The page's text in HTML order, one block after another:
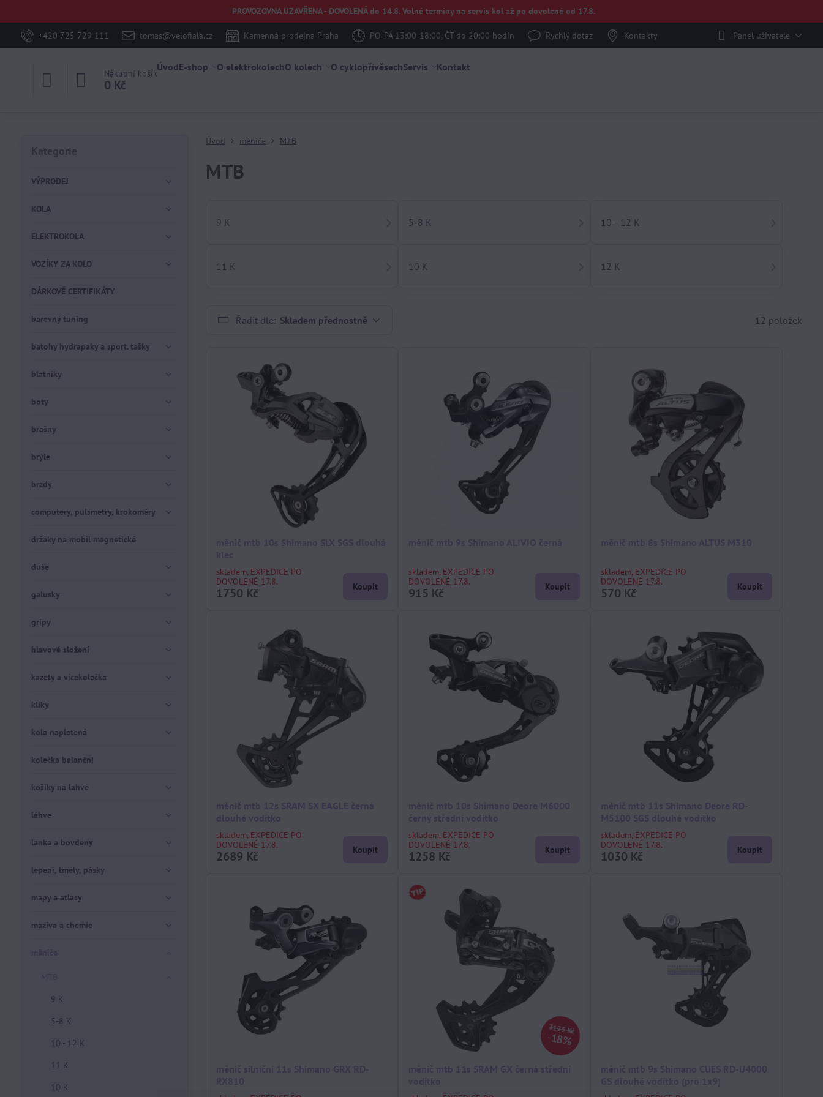
PROVOZOVNA UZAVŘENA - DOVOLENÁ do 14.8. Volné termíny na servis kol až po dovolené od 17.8.
+420 725 729 111 tomas@velofiala.cz Kamenná prodejna Praha PO-PÁ 13:00-18:00, ČT do 20:00 hodin Rychlý dotaz Kontakty Panel uživatele
Nákupní košík
0 Kč
ÚvodE-shop O elektrokolechO kolech O cyklopřívěsechServis Kontakt
Úvod měniče MTB
MTB
9 K 5-8 K 10 - 12 K
11 K 10 K 12 K
Řadit dle: Skladem přednostně 12 položek
skladem, EXPEDICE PO
DOVOLENÉ 17.8.
1750 Kč Koupit
skladem, EXPEDICE PO
DOVOLENÉ 17.8.
915 Kč Koupit
skladem, EXPEDICE PO
DOVOLENÉ 17.8.
570 Kč Koupit
skladem, EXPEDICE PO
DOVOLENÉ 17.8.
2689 Kč Koupit
skladem, EXPEDICE PO
DOVOLENÉ 17.8.
1258 Kč Koupit
skladem, EXPEDICE PO
DOVOLENÉ 17.8.
1030 Kč Koupit
3125 Kč
18%
Kategorie
VÝPRODEJ
KOLA
ELEKTROKOLA
VOZÍKY ZA KOLO
DÁRKOVÉ CERTIFIKÁTY
barevný tuning
batohy hydrapaky a sport. tašky
blatníky
boty
brašny
brýle
brzdy
computery, pulsmetry, krokoměry
držáky na mobil magnetické
duše
galusky
gripy
hlavové složení
kazety a vícekolečka
kliky
kola napletená
kolečka balanční
košíky na lahve
láhve
lanka a bovdeny
lepení, tmely, pásky
mapy a atlasy
maziva a chemie
9 K
5-8 K
10 - 12 K
11 K
10 K